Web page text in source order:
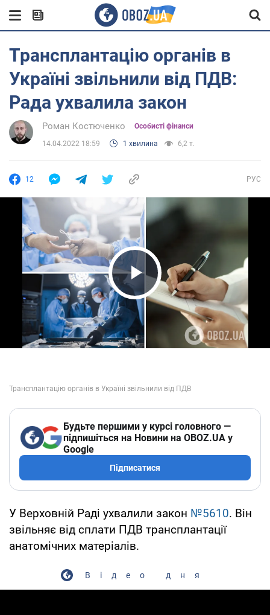
Трансплантацію органів в
Україні звільнили від ПДВ:
Рада ухвалила закон
Роман Костюченко Особисті фінанси
14.04.2022 18:59 1 хвилина 6,2 т.
12 РУС
Play Video
Будьте першими у курсі головного —
підпишіться на Новини на OBOZ.UA у
Google
Підписатися
У Верховній Раді ухвалили закон №5610. Він
звільняє від сплати ПДВ трансплантації
анатомічних матеріалів.
Відео дня